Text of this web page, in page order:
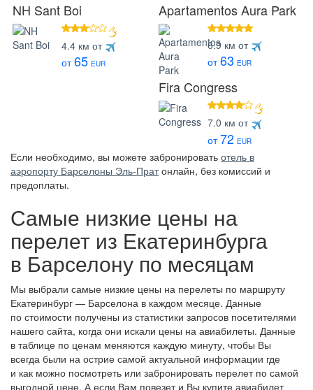
NH Sant Boi
3 звезды
4.4 км от
от65 EUR
Apartamentos Aura Park
звезд
6.9 км от
от63 EUR
Fira Congress
4 звезды
7.0 км от
от72 EUR
Если необходимо, вы можете забронировать отель в
аэропорту Барселоны Эль-Пратонлайн, без комиссий и
предоплаты.
Самые низкие цены на
перелет из Екатеринбурга
в Барселону по месяцам
Мы выбрали самые низкие цены на перелеты по маршруту
Екатеринбург — Барселона в каждом месяце. Данные
по стоимости получены из статистики запросов посетителями
нашего сайта, когда они искали цены на авиабилеты. Данные
в таблице по ценам меняются каждую минуту, чтобы Вы
всегда были на острие самой актуальной информации где
и как можно посмотреть или забронировать перелет по самой
выгодной цене. А если Вам повезет и Вы купите авиабилет